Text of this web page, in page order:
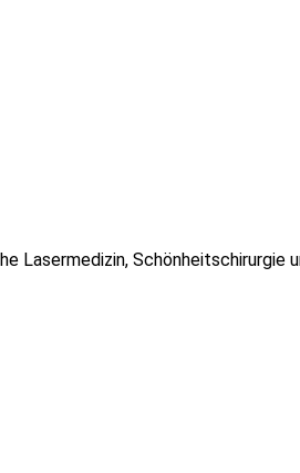
Lasermedizin, Schönheitschirurgie